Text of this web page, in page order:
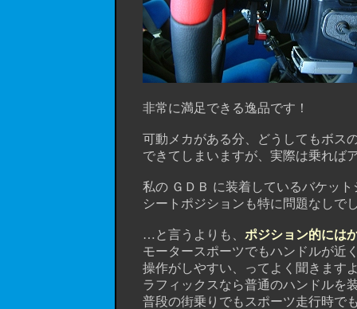
非常に満足できる逸品です！
可動メカがある分、どうしてもボスの
できてしまいますが、実際は乗ればア
私の ＧＤＢ に装着しているバケット
シートポジションも特に問題なしで
…と言うよりも、 ポジション的には
モータースポーツでもハンドルが近く
操作がしやすい、ってよく聞きます
ラフィックスなら普通のハンドルを装
普段の街乗りでもスポーツ走行時でも